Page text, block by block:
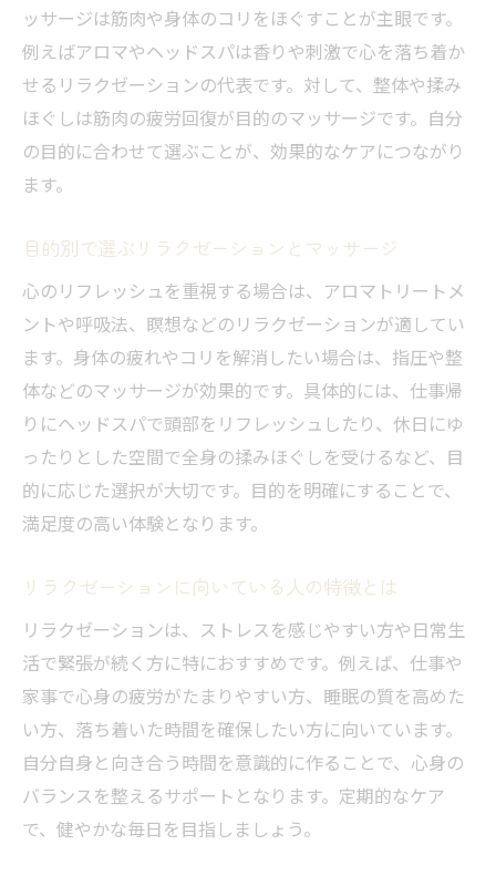
ッサージは筋肉や身体のコリをほぐすことが主眼です。
例えばアロマやヘッドスパは香りや刺激で心を落ち着か
せるリラクゼーションの代表です。対して、整体や揉み
ほぐしは筋肉の疲労回復が目的のマッサージです。自分
の目的に合わせて選ぶことが、効果的なケアにつながり
ます。
目的別で選ぶリラクゼーションとマッサージ
心のリフレッシュを重視する場合は、アロマトリートメ
ントや呼吸法、瞑想などのリラクゼーションが適してい
ます。身体の疲れやコリを解消したい場合は、指圧や整
体などのマッサージが効果的です。具体的には、仕事帰
りにヘッドスパで頭部をリフレッシュしたり、休日にゆ
ったりとした空間で全身の揉みほぐしを受けるなど、目
的に応じた選択が大切です。目的を明確にすることで、
満足度の高い体験となります。
リラクゼーションに向いている人の特徴とは
リラクゼーションは、ストレスを感じやすい方や日常生
活で緊張が続く方に特におすすめです。例えば、仕事や
家事で心身の疲労がたまりやすい方、睡眠の質を高めた
い方、落ち着いた時間を確保したい方に向いています。
自分自身と向き合う時間を意識的に作ることで、心身の
バランスを整えるサポートとなります。定期的なケア
で、健やかな毎日を目指しましょう。